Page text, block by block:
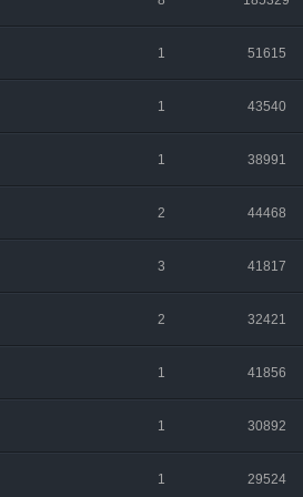
1 51615
1 43540
1 38991
2 44468
3 41817
2 32421
1 41856
1 30892
1 29524